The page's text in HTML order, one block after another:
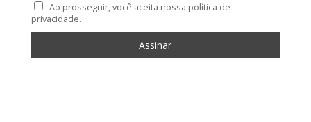
Ao prosseguir, você aceita nossa política de
privacidade.